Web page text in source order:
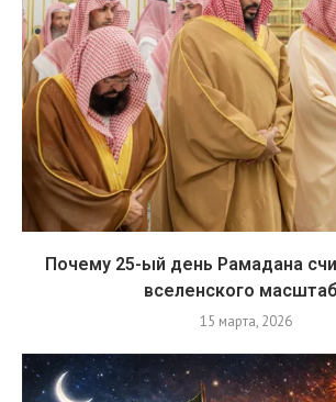
Почему 25-ый день Рамадана
вселенского
15 марта, 2026